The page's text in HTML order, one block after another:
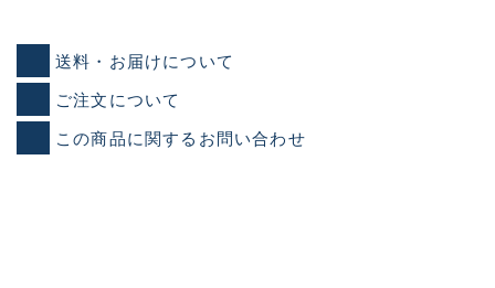
送料・お届けについて
ご注文について
この商品に関するお問い合わせ